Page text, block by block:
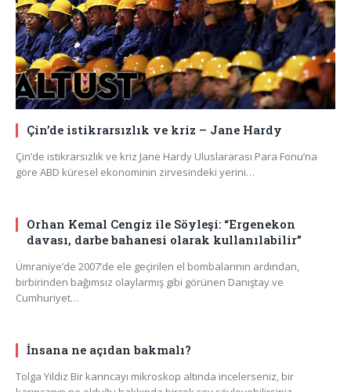
Çin’de istikrarsızlık ve kriz – Jane Hardy
Çin’de istikrarsızlık ve kriz Jane Hardy Uluslararası Para Fonu’na
göre ABD küresel ekonominin zirvesindeki yerini…
Orhan Kemal Cengiz ile Söyleşi: “Ergenekon
davası, darbe bahanesi olarak kullanılabilir”
Ümraniye’de 2007’de ele geçirilen el bombalarının ardından,
birbirinden bağımsız olaylarmış gibi görünen Danıştay ve
Cumhuriyet…
İnsana ne açıdan bakmalı?
Tolga Yıldız Bir karıncayı mikroskop altında incelerseniz, bir